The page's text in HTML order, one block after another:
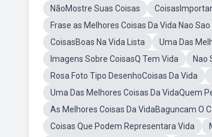
NãoMostre Suas Coisas
Frase as Melhores Coisas Da Vida Nao Sao
CoisasBoas Na Vida Lista
Uma Das
Imagens Sobre CoisasQ Tem Vida
Nao
Rosa Foto Tipo DesenhoCoisas Da Vida
Uma Das Melhores Coisas Da VidaQuem
As Melhores Coisas Da VidaBaguncam O
Coisas Que Podem Representara Vida